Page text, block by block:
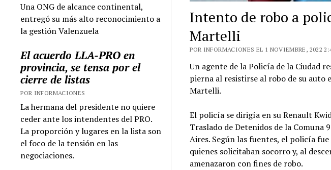
Una ONG de alcance continental,
entregó su más alto reconocimiento a
la gestión Valenzuela
El acuerdo LLA-PRO en
provincia, se tensa por el
cierre de listas
POR INFORMACIONES
La hermana del presidente no quiere
ceder ante los intendentes del PRO.
La proporción y lugares en la lista son
el foco de la tensión en las
negociaciones.
Intento de robo a
Martelli
POR INFORMACIONES EL 1 NOVIEMBRE, 2022
Un agente de la Policía de la Ciudad
pierna al resistirse al robo de su auto
Martelli.
El policía se dirigía en su Renault
Traslado de Detenidos de la Comuna
Aires. Según las fuentes, el policía
quienes solicitaban socorro y, al
amenazaron con fines de robo.